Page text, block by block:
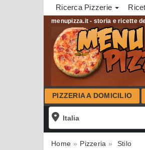
Ricerca Pizzerie
menupizza.it - storia e ricette
PIZZERIA A DOMICILIO
Home Pizzeria Stilo